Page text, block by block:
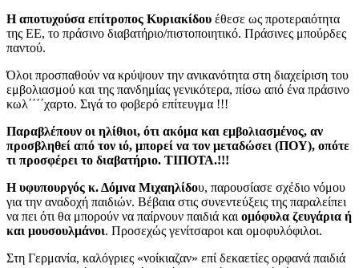
Η αποτυχούσα επίτροπος Κυριακίδου έθεσε ως προτεραιότητα
της ΕΕ, το πράσινο διαβατήριο/πιστοποιητικό. Πράσινες μπούρδες
παντού.
Όλοι προσπαθούν να κρύψουν την ανικανότητα στη διαχείριση του
εμβολιασμού και της πανδημίας γενικότερα, πίσω από ένα πράσινο
κωλ΄΄΄΄χαρτο. Σιγά το φοβερό επίτευγμα !!!
Παραβλέπουν οι ηλίθιοι, ότι ακόμα και εμβολιασμένος, αν
προσβληθεί από τον ιό, μπορεί να τον μεταδώσει (ΠΟΥ), οπότε
τι προσφέρει το διαβατήριο. ΤΙΠΟΤΑ.!!!
Η υφυπουργός κ. Δόμνα Μιχαηλίδου, παρουσίασε σχέδιο νόμου
για την αναδοχή παιδιών. Βέβαια στις συνεντεύξεις της παραλείπει
να πει ότι θα μπορούν να παίρνουν παιδιά και ομόφυλα ζευγάρια ή
και μουσουλμάνοι. Προσεχώς γενίτσαροι και ομοφυλόφιλοι.
Στη Γερμανία, καλόγριες «νοίκιαζαν» επί δεκαετίες ορφανά παιδιά